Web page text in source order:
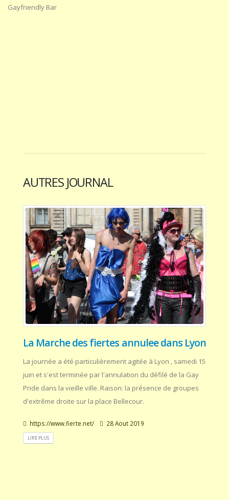
Gayfriendly Bar
AUTRES JOURNAL
La Marche des fiertes annulee dans Lyon
La journée a été particulièrement agitée à Lyon , samedi 15
juin et s'est terminée par l'annulation du défilé de la Gay
Pride dans la vieille ville. Raison: la présence de groupes
d'extrême droite sur la place Bellecour.
https://www.fierte.net/ 28 Aout 2019
LIRE PLUS